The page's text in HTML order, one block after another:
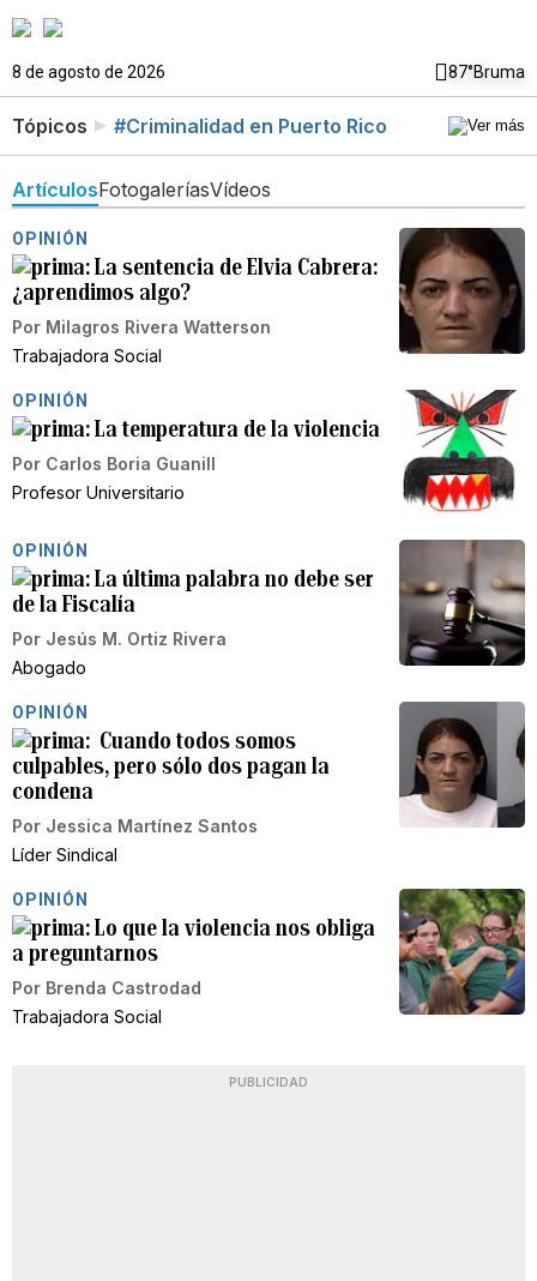
8 de agosto de 2026 87°Bruma
Tópicos #Criminalidad en Puerto Rico
ArtículosFotogaleríasVídeos
OPINIÓN
La sentencia de Elvia Cabrera:
¿aprendimos algo?
Por Milagros Rivera Watterson
Trabajadora Social
OPINIÓN
La temperatura de la violencia
Por Carlos Boria Guanill
Profesor Universitario
OPINIÓN
La última palabra no debe ser
de la Fiscalía
Por Jesús M. Ortiz Rivera
Abogado
OPINIÓN
Cuando todos somos
culpables, pero sólo dos pagan la
condena
Por Jessica Martínez Santos
Líder Sindical
OPINIÓN
Lo que la violencia nos obliga
a preguntarnos
Por Brenda Castrodad
Trabajadora Social
PUBLICIDAD